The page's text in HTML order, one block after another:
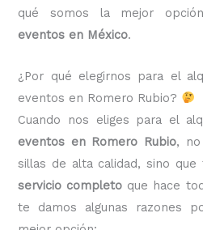
qué somos la mejor
eventos en México.
¿Por qué elegirnos para el
eventos en Romero Rubio?
Cuando nos eliges para el
eventos en Romero Rubio,
sillas de alta calidad, sino
servicio completo que hace
te damos algunas razones